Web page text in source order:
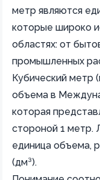
метр являются
которые широко
областях: от
промышленных
Кубический метр
объема в
которая
стороной 1 метр.
единица объема,
(дм³).